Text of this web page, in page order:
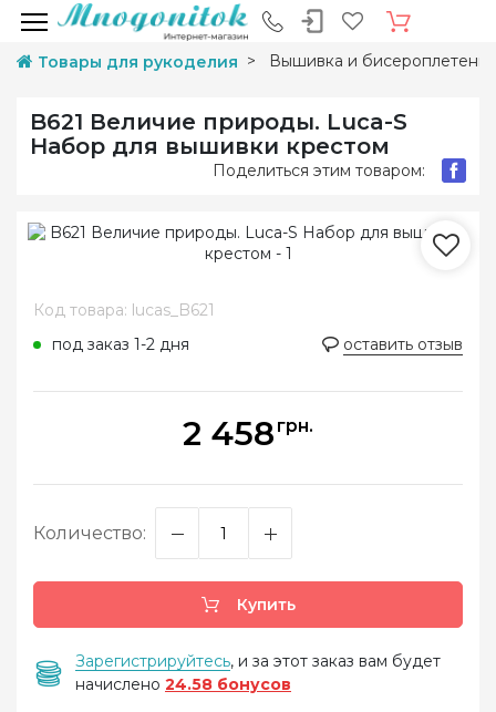
Товары для рукоделия Вышивка и
B621 Величие природы. Luca-S
Набор для вышивки крестом
Поделиться этим товаром:
Код товара: lucas_B621
под заказ 1-2 дня
оставить отзыв
2 458 грн.
Количество:
Купить
Зарегистрируйтесь, и за этот заказ вам будет
начислено 24.58 бонусов